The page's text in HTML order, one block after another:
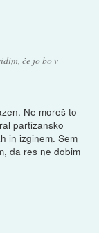
če jo bo v
Ne moreš to
partizansko
in izginem. Sem
da res ne dobim